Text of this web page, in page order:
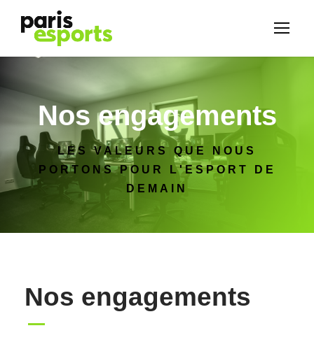
Nos engagements
LES VALEURS QUE NOUS
PORTONS POUR L'ESPORT DE
DEMAIN
Nos engagements